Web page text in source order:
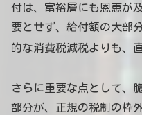
付は、富裕層にも恩恵が
要とせず、給付額の大部
的な消費税減税よりも、
さらに重要な点として、
部分が、正規の税制の枠